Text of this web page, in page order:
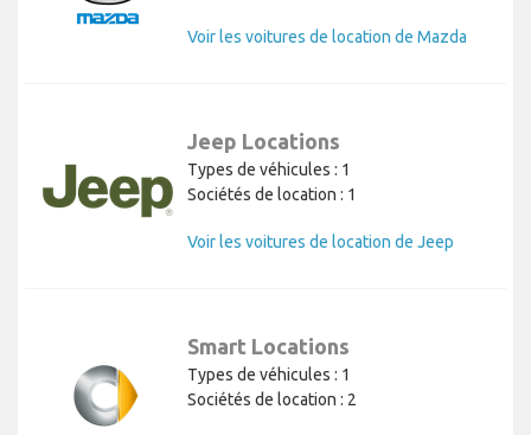
Voir les voitures de location de Mazda
Jeep Locations
Types de véhicules : 1
Sociétés de location : 1
Voir les voitures de location de Jeep
Smart Locations
Types de véhicules : 1
Sociétés de location : 2